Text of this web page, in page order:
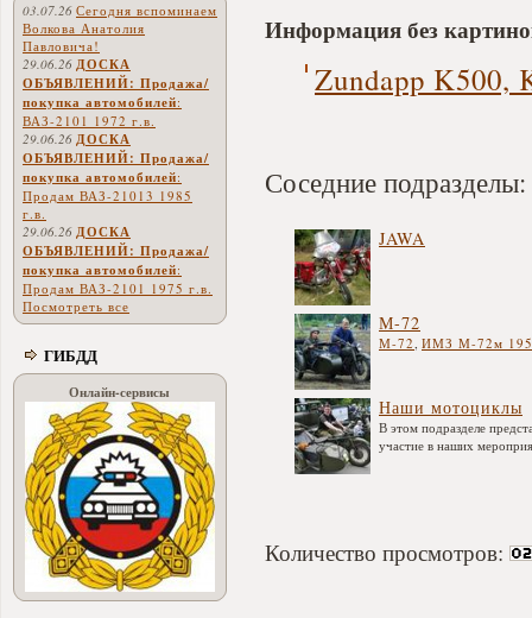
03.07.26 Сегодня вспоминаем
Волкова Анатолия
Павловича!
29.06.26 ДОСКА
ОБЪЯВЛЕНИЙ: Продажа/
покупка автомобилей:
ВАЗ-2101 1972 г.в.
29.06.26 ДОСКА
ОБЪЯВЛЕНИЙ: Продажа/
покупка автомобилей:
Продам ВАЗ-21013 1985
г.в.
29.06.26 ДОСКА
ОБЪЯВЛЕНИЙ: Продажа/
покупка автомобилей:
Продам ВАЗ-2101 1975 г.в.
Посмотреть все
ГИБДД
Онлайн-сервисы
Информация без
Zundapp K500,
Соседние подразделы:
JAWA
М-72
М-72, ИМЗ М-72м
Наши мотоциклы
В этом подразделе
участие в наших
Количество просмотров: